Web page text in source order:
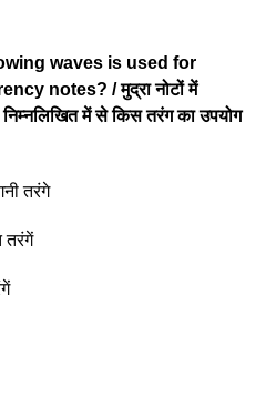
waves is used for
notes? / मुद्रा नोटों में
में से किस तरंग का उपयोग
तरंगे
तरंगें